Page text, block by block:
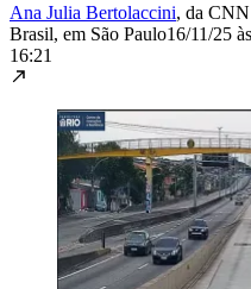
Ana Julia Bertolaccini, da
Brasil, em São Paulo16/11/25
16:21